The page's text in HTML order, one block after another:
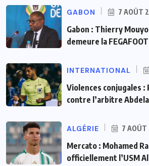
GABON 7 AOÛT
Gabon : Thierry
demeure la FEGAFOOT
INTERNATIONAL
Violences conjugales
contre l’arbitre
ALGÉRIE 7
Mercato : Mohamed
officiellement l’USM